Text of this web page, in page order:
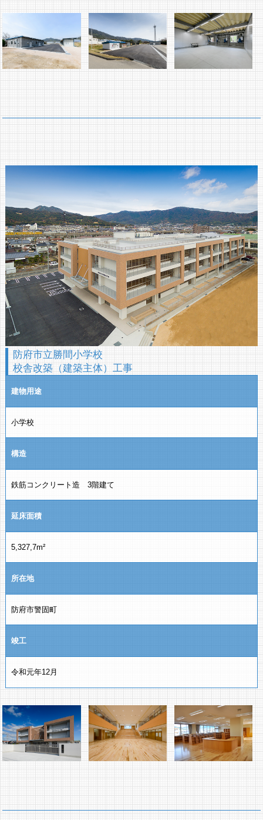
防府市立勝間小学校
校舎改築（建築主体）工事
建物用途
小学校
構造
鉄筋コンクリート造 3階建て
延床面積
5,327,7m²
所在地
防府市警固町
竣工
令和元年12月